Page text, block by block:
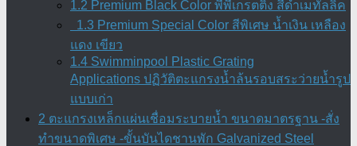
1.2 Premium Black Color พีพีเกรตติ้ง สีดำเมทัลลิค
1.3 Premium Special Color สีพิเศษ น้ำเงิน เหลือง
แดง เขียว
1.4 Swimminpool Plastic Grating
Applications ปฏิวัติตะแกรงน้ำล้นรอบสระว่ายน้ำรูป
แบบเก่า
2 ตะแกรงเหล็กแผ่นเชื่อมระบายน้ำ ขนาดมาตรฐาน -สั่ง
ทำขนาดพิเศษ -ขั้นบันไดชานพัก Galvanized Steel